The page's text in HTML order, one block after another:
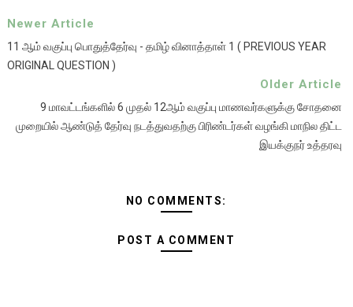
Newer Article
11 ஆம் வகுப்பு பொதுத்தேர்வு - தமிழ் வினாத்தாள் 1 ( PREVIOUS YEAR
ORIGINAL QUESTION )
Older Article
9 மாவட்டங்களில் 6 முதல் 12ஆம் வகுப்பு மாணவர்களுக்கு சோதனை
முறையில் ஆண்டுத் தேர்வு நடத்துவதற்கு பிரிண்டர்கள் வழங்கி மாநில திட்ட
இயக்குநர் உத்தரவு
NO COMMENTS:
POST A COMMENT